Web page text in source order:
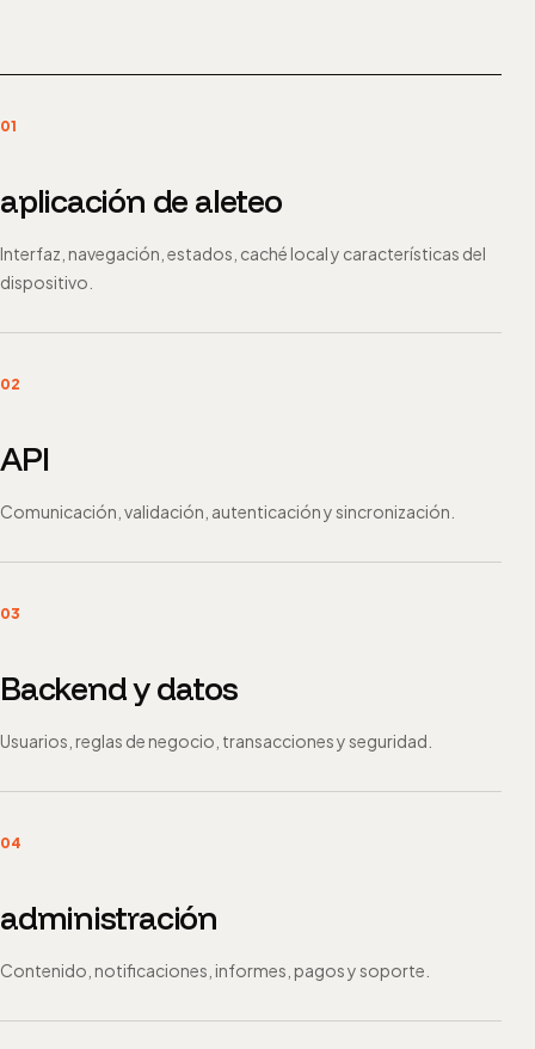
01
aplicación de aleteo
Interfaz, navegación, estados, caché local y características del
dispositivo.
02
API
Comunicación, validación, autenticación y sincronización.
03
Backend y datos
Usuarios, reglas de negocio, transacciones y seguridad.
04
administración
Contenido, notificaciones, informes, pagos y soporte.